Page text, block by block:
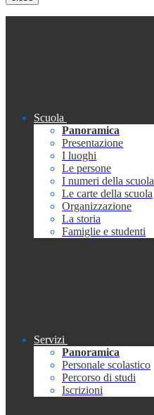
Scuola
Panoramica
Presentazione
I luoghi
Le persone
I numeri della scuola
Le carte della scuola
Organizzazione
La storia
Famiglie e studenti
Servizi
Panoramica
Personale scolastico
Percorso di studi
Iscrizioni